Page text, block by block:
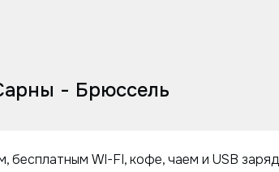
- Брюссель
бесплатным WI-FI, кофе, чаем и USB